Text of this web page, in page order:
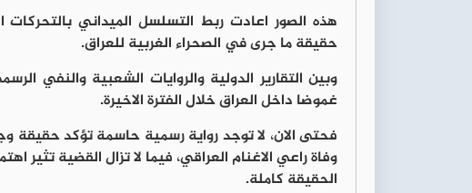
هذه الصور اعادت ربط التسلسل الميداني
حقيقة ما جرى في الصحراء الغربية للعراق.
وبين التقارير الدولية والروايات الشعبية والنفي
غموضا داخل العراق خلال الفترة الاخيرة.
فحتى الان، لا توجد رواية رسمية حاسمة تؤكد
وفاة راعي الاغنام العراقي، فيما لا تزال القضية
الحقيقة كاملة.